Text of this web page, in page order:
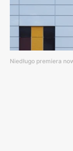
Niedługo premiera